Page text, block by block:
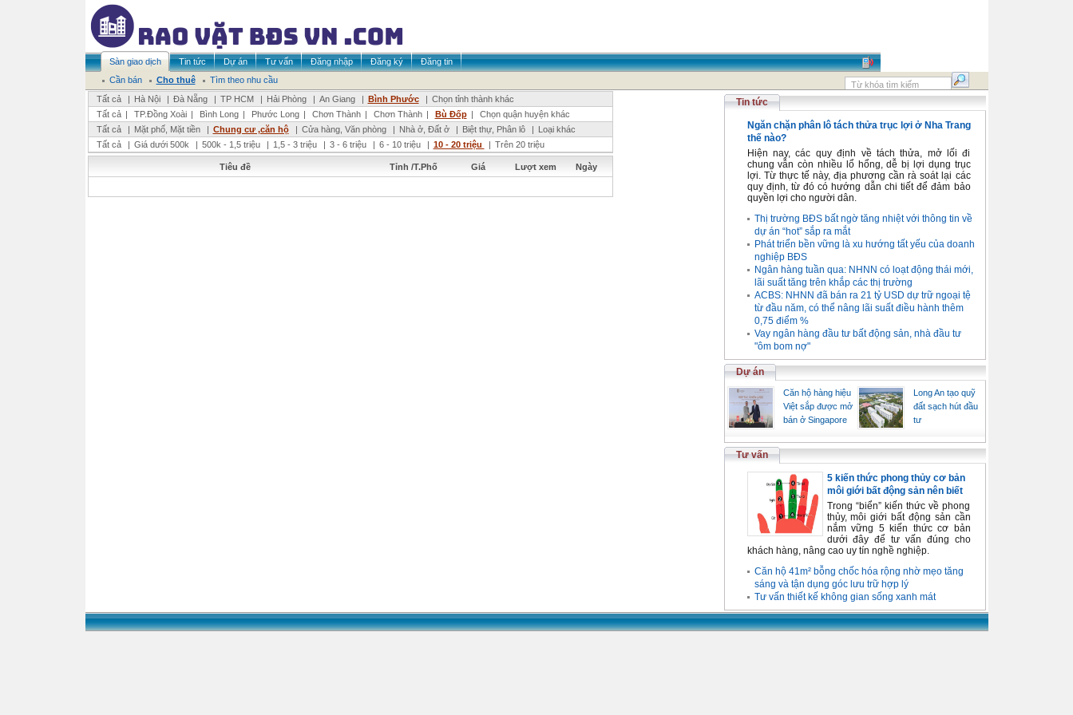
Sàn giao dịch Tin tức Dự án Tư vấn Đăng nhập Đăng ký
Đăng tin
Cần bán
Cho thuê
Tìm theo nhu cầu
Tất cả
| Hà Nội | Đà Nẵng | TP HCM | Hải Phòng | An Giang | Bình Phước | Chọn tỉnh thành khác
Tất cả | TP.Đồng Xoài | Bình Long | Phước Long | Chơn Thành | Chơn Thành | Bù Đốp |
Chọn quận huyện khác
Tất cả
| Mặt phố, Mặt tiền | Chung cư ,căn hộ | Cửa hàng, Văn phòng | Nhà ở, Đất ở | Biệt thự, Phân lô | Loại khác
Tất cả
| Giá dưới 500k | 500k - 1,5 triệu | 1,5 - 3 triệu | 3 - 6 triệu | 6 - 10 triệu | 10 - 20 triệu | Trên 20 triệu
Tiêu đề Tỉnh /T.Phố Giá Lượt xem Ngày
Tin tức
Ngăn chặn phân lô tách thửa trục lợi ở Nha Trang
thế nào?
Hiện nay, các quy định về tách thửa, mở lối đi
chung vẫn còn nhiều lổ hổng, dễ bị lợi dụng trục
lợi. Từ thực tế này, địa phương cần rà soát lại các
quy định, từ đó có hướng dẫn chi tiết để đảm bảo
quyền lợi cho người dân.
Thị trường BĐS bất ngờ tăng nhiệt với thông tin về
dự án “hot” sắp ra mắt
Phát triển bền vững là xu hướng tất yếu của doanh
nghiệp BĐS
Ngân hàng tuần qua: NHNN có loạt động thái mới,
lãi suất tăng trên khắp các thị trường
ACBS: NHNN đã bán ra 21 tỷ USD dự trữ ngoại tệ
từ đầu năm, có thể nâng lãi suất điều hành thêm
0,75 điểm %
Vay ngân hàng đầu tư bất động sản, nhà đầu tư
"ôm bom nợ"
Dự án
Căn hộ hàng hiệu
Việt sắp được mở
bán ở Singapore
Long An tạo quỹ
đất sạch hút đầu
tư
Tư vấn
5 kiến thức phong thủy cơ bản
môi giới bất động sản nên biết
Trong “biển” kiến thức về phong
thủy, môi giới bất động sản cần
nắm vững 5 kiến thức cơ bản
dưới đây để tư vấn đúng cho
khách hàng, nâng cao uy tín nghề nghiệp.
Căn hộ 41m² bỗng chốc hóa rộng nhờ mẹo tăng
sáng và tận dụng góc lưu trữ hợp lý
Tư vấn thiết kế không gian sống xanh mát